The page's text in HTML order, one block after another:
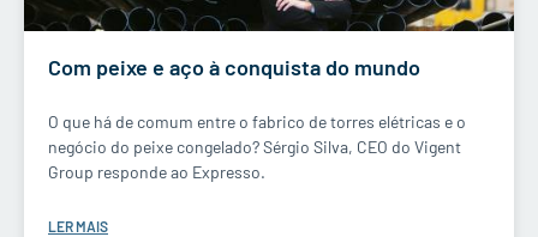
Com peixe e aço à conquista do mundo
O que há de comum entre o fabrico de torres elétricas e o
negócio do peixe congelado? Sérgio Silva, CEO do Vigent
Group responde ao Expresso.
LER MAIS